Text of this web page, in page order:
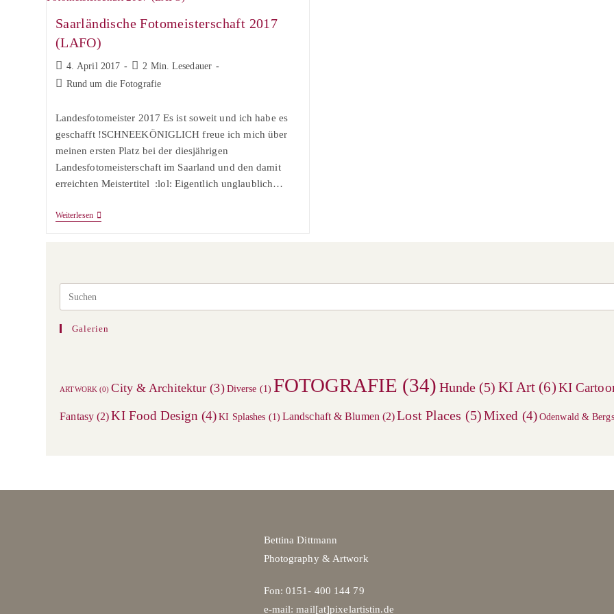
Saarländische Fotomeisterschaft 2017
(LAFO)
Beitrag
veröffentlicht:
4. April 2017 Lesedauer:
2 Min. Lesedauer
Beitrags-
Rund um die Fotografie
Landesfotomeister 2017 Es ist soweit und ich habe es
geschafft !SCHNEEKÖNIGLICH freue ich mich über
meinen ersten Platz bei der diesjährigen
Landesfotomeisterschaft im Saarland und den damit
erreichten Meistertitel :lol: Eigentlich unglaublich…
WeiterlesenSaarländische
Galerien
ARTWORK (0) City & Architektur (3) Diverse (1) FOTOGRAFIE (34) Hunde (5) KI Art (6)KI
Fantasy(2)KI Food Design (4) KI Splashes (1) Landschaft & Blumen(2)Lost Places (5)Mixed (4)Odenwald &
Bettina Dittmann
Photography & Artwork
Fon: 0151- 400 144 79
e-mail: mail[at]pixelartistin.de